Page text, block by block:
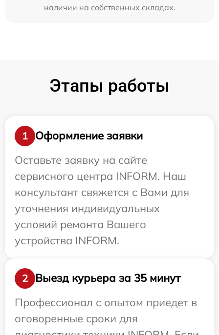
наличии на собственных складах.
Этапы работы
1
Оформление заявки
Оставьте заявку на сайте
сервисного центра INFORM. Наш
консультант свяжется с Вами для
уточнения индивидуальных
условий ремонта Вашего
устройства INFORM.
2
Выезд курьера за 35 минут
Профессионал с опытом приедет в
оговоренные сроки для